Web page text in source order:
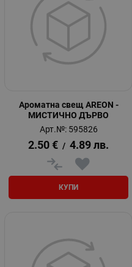
Ароматна свещ AREON -
МИСТИЧНО ДЪРВО
Арт.№: 595826
2.50 € / 4.89 лв.
КУПИ